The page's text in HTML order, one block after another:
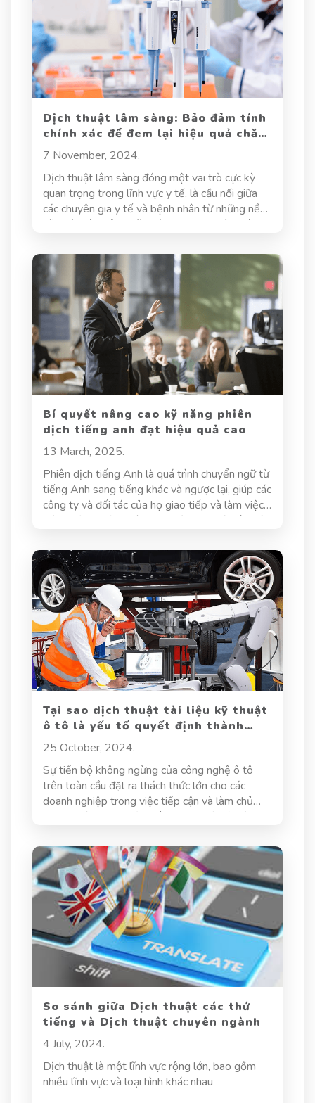
Dịch thuật lâm sàng: Bảo đảm tính
chính xác để đem lại hiệu quả chăm
sóc y tế
7 November, 2024.
Dịch thuật lâm sàng đóng một vai trò cực kỳ
quan trọng trong lĩnh vực y tế, là cầu nối giữa
các chuyên gia y tế và bệnh nhân từ những nền
văn hóa và ngôn ngữ khác nhau. Sự chính xác
thông tin một cách hiệu quả mà còn đảm bảo
rằng bệnh nhân nhận được sự chăm sóc tốt nhất
có thể. Khi thông tin y tế được dịch một cách
chính xác, bệnh nhân có thể hiểu rõ hơn về tình
trạng sức khỏe của mình, các phương pháp điều
trị cũng như các chỉ dẫn cần thiết, từ đó nâng
cao chất lượng chăm sóc và kết quả điều trị.
Bí quyết nâng cao kỹ năng phiên
dịch tiếng anh đạt hiệu quả cao
13 March, 2025.
Phiên dịch tiếng Anh là quá trình chuyển ngữ từ
tiếng Anh sang tiếng khác và ngược lại, giúp các
công ty và đối tác của họ giao tiếp và làm việc
hiệu quả. Người phiên dịch đóng vai trò cầu nối
còn cả ý nghĩa và cảm xúc của người nói. Đây là
một công việc đầy thách thức, đòi hỏi người
phiên dịch phải có kiến thức ngôn ngữ vững
chắc, am hiểu văn hóa, cùng với kỹ năng tư duy
logic và sáng tạo. Vậy làm thế nào để nâng cao
kỹ năng phiên dịch tiếng Anh, đạt hiệu quả cao
và chinh phục những thử thách trong nghề?
Tại sao dịch thuật tài liệu kỹ thuật
ô tô là yếu tố quyết định thành
công trong ngành ô tô?
25 October, 2024.
Sự tiến bộ không ngừng của công nghệ ô tô
trên toàn cầu đặt ra thách thức lớn cho các
doanh nghiệp trong việc tiếp cận và làm chủ
những thành tựu mới nhất. Dịch thuật tài liệu kỹ
thức, giúp các kỹ sư, nhà nghiên cứu và doanh
nghiệp Việt Nam tiếp cận kho tàng kiến thức,
kinh nghiệm và công nghệ tiên tiến từ các nước
phát triển, từ đó nâng cao năng lực cạnh tranh
và thúc đẩy sự phát triển của ngành công
nghiệp ô tô trong nước. Trong bài viết này, hãy
cùng dịch thuật Hoa Sen làm rõ lý do dịch thuật
tài liệu kỹ thuật ô tô là yếu tố quyết định thành
công trong ngành ô tô cũng như những thách
thức trong ngành này.
So sánh giữa Dịch thuật các thứ
tiếng và Dịch thuật chuyên ngành
4 July, 2024.
Dịch thuật là một lĩnh vực rộng lớn, bao gồm
nhiều lĩnh vực và loại hình khác nhau